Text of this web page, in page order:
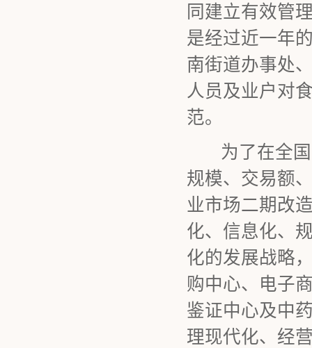
同建立有效管
是经过近一年
南街道办事处
人员及业户对
范。
为了在全国
规模、交易额
业市场二期改
化、信息化、
化的发展战略
购中心、电子
鉴证中心及中
理现代化、经